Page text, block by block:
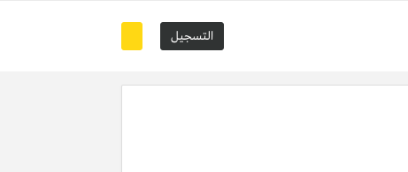
التسجيل